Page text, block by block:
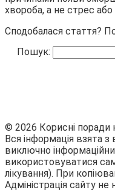
хвороба, а не стрес або
Сподобалася стаття?
Пошук:
© 2026 Корисні поради
Вся інформація взята
виключно
використовуватися
лікування). При
Адміністрація сайту не